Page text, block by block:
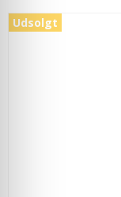
Udsolgt